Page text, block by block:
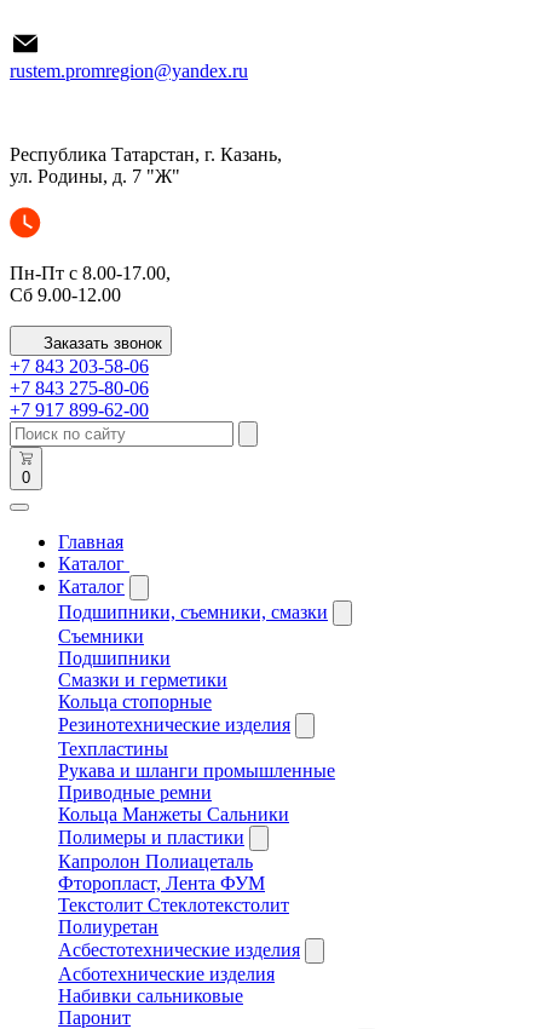
rustem.promregion@yandex.ru
Республика Татарстан, г. Казань,
ул. Родины, д. 7 "Ж"
Пн-Пт с 8.00-17.00,
Сб 9.00-12.00
Заказать звонок
+7 843 203-58-06
+7 843 275-80-06
+7 917 899-62-00
0
Главная
Каталог
Каталог
Подшипники, съемники, смазки
Съемники
Подшипники
Смазки и герметики
Кольца стопорные
Резинотехнические изделия
Техпластины
Рукава и шланги промышленные
Приводные ремни
Кольца Манжеты Сальники
Полимеры и пластики
Капролон Полиацеталь
Фторопласт, Лента ФУМ
Текстолит Стеклотекстолит
Полиуретан
Асбестотехнические изделия
Асботехнические изделия
Набивки сальниковые
Паронит